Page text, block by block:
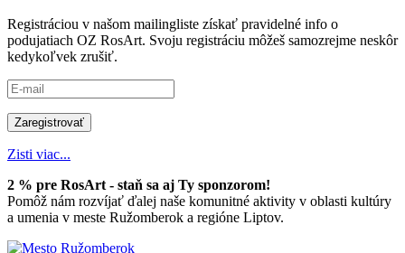
Registráciou v našom mailingliste získať pravidelné info o
podujatiach OZ RosArt. Svoju registráciu môžeš samozrejme neskôr
kedykoľvek zrušiť.
Zisti viac...
2 % pre RosArt - staň sa aj Ty sponzorom!
Pomôž nám rozvíjať ďalej naše komunitné aktivity v oblasti kultúry
a umenia v meste Ružomberok a regióne Liptov.